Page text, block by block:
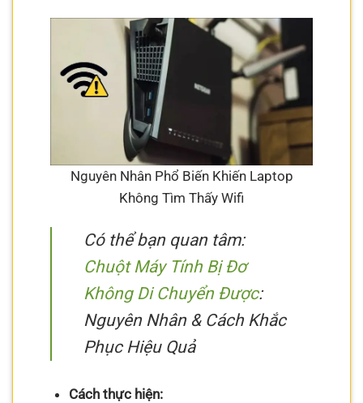
Nguyên Nhân Phổ Biến Khiến Laptop
Không Tìm Thấy Wifi
Có thể bạn quan tâm:
Chuột Máy Tính Bị Đơ
Không Di Chuyển Được:
Nguyên Nhân & Cách Khắc
Phục Hiệu Quả
Cách thực hiện: